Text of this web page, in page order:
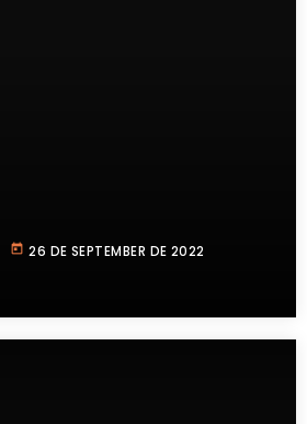
today 26 DE SEPTEMBER DE 2022